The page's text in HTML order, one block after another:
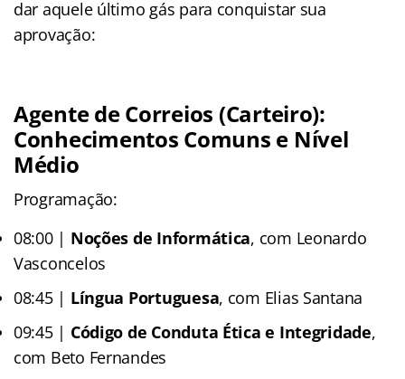
dar aquele último gás para conquistar sua
aprovação:
Agente de Correios (Carteiro):
Conhecimentos Comuns e Nível
Médio
Programação:
08:00 | Noções de Informática, com Leonardo
Vasconcelos
08:45 | Língua Portuguesa, com Elias Santana
09:45 | Código de Conduta Ética e Integridade,
com Beto Fernandes